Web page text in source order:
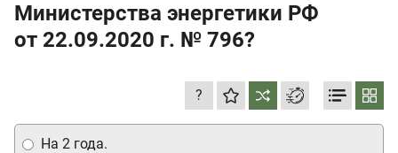
Министерства энергетики РФ
от 22.09.2020 г. № 796?
?
На 2 года.